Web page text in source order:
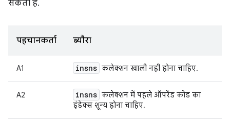
सकती है.
पहचानकर्ता ब्यौरा
A1 insns कलेक्शन खाली नहीं होना चाहिए.
A2 insns कलेक्शन में पहले ऑपरेंड कोड का
इंडेक्स शून्य होना चाहिए.